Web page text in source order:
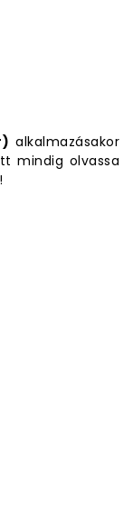
alkalmazásakor
mindig olvassa